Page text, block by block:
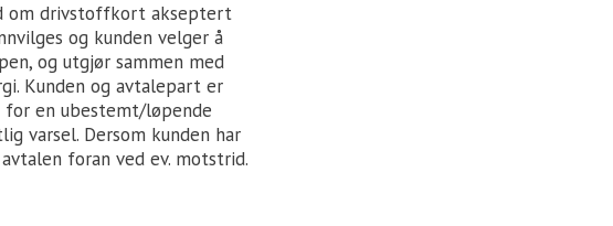
om drivstoffkort akseptert
og kunden velger å
og utgjør sammen med
Kunden og avtalepart er
for en ubestemt/løpende
varsel. Dersom kunden har
foran ved ev. motstrid.